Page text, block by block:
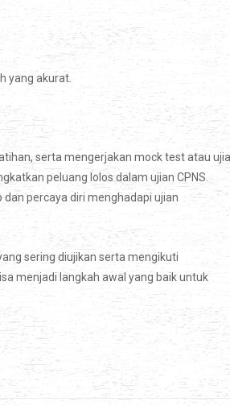
yang akurat.
serta mengerjakan mock test atau
peluang lolos dalam ujian CPNS.
dan percaya diri menghadapi ujian
sering diujikan serta mengikuti
menjadi langkah awal yang baik untuk